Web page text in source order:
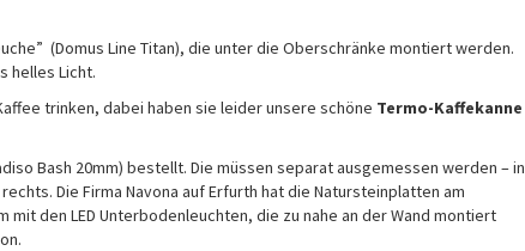
(Domus Line Titan), die unter die Oberschränke montiert werden.
helles Licht.
trinken, dabei haben sie leider unsere schöne Termo-Kaffekanne
Bash 20mm) bestellt. Die müssen separat ausgemessen werden – in
Die Firma Navona auf Erfurth hat die Natursteinplatten am
den LED Unterbodenleuchten, die zu nahe an der Wand montiert